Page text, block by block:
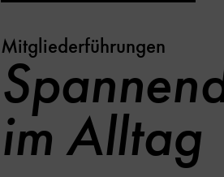
Mitgliederführungen
im Alltag